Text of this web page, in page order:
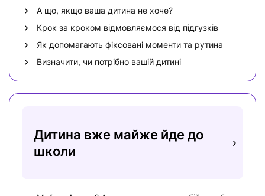
А що, якщо ваша дитина не хоче?
Крок за кроком відмовляємося від підгузків
Як допомагають фіксовані моменти та рутина
Визначити, чи потрібно вашій дитині
Дитина вже майже йде до
школи